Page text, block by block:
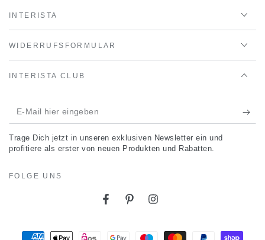
INTERISTA
WIDERRUFSFORMULAR
INTERISTA CLUB
E-
Mail
hier
Trage Dich jetzt in unseren exklusiven Newsletter ein und
profitiere als erster von neuen Produkten und Rabatten.
FOLGE UNS
FacebookPinterestInstagram
Zahlungsmöglichkeiten